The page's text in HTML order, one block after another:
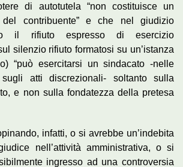
di autotutela “non costituisce un
contribuente” e che nel giudizio
il rifiuto espresso di esercizio
silenzio rifiuto formatosi su un’istanza
“può esercitarsi un sindacato -nelle
atti discrezionali- soltanto sulla
e non sulla fondatezza della pretesa
infatti, o si avrebbe un’indebita
nell’attività amministrativa, o si
ingresso ad una controversia